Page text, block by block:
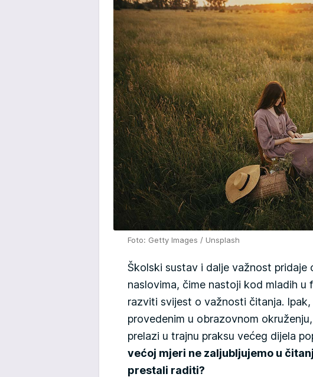
Foto: Getty Images / Unsplash
Školski sustav i dalje važnost pridaje
naslovima, čime nastoji kod mladih u
razviti svijest o važnosti čitanja.
provedenim u obrazovnom
prelazi u trajnu praksu većeg dijela
većoj mjeri ne zaljubljujemo u
prestali raditi?